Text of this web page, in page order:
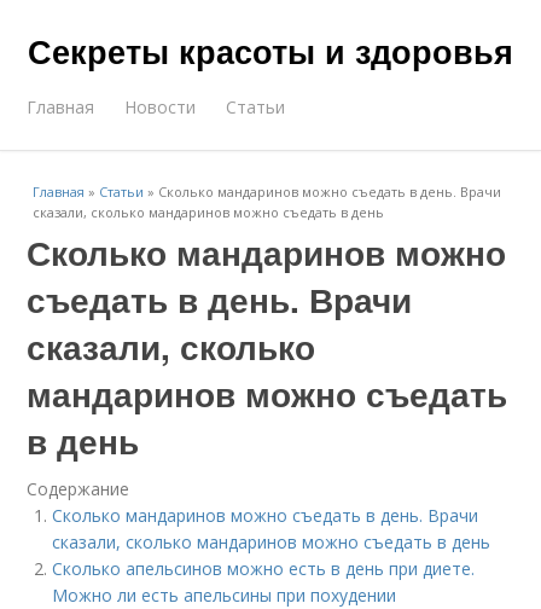
Секреты красоты и здоровья
Главная Новости Статьи
Главная » Статьи » Сколько мандаринов можно съедать в день. Врачи
сказали, сколько мандаринов можно съедать в день
Сколько мандаринов можно
съедать в день. Врачи
сказали, сколько
мандаринов можно съедать
в день
Содержание
Сколько мандаринов можно съедать в день. Врачи
сказали, сколько мандаринов можно съедать в день
Сколько апельсинов можно есть в день при диете.
Можно ли есть апельсины при похудении